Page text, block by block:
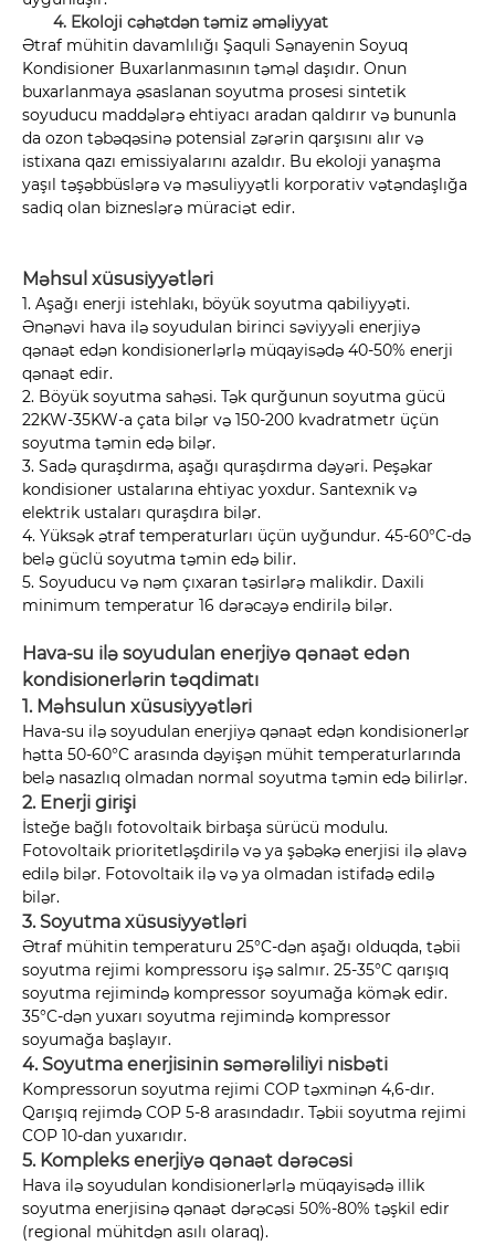
4. Ekoloji cəhətdən təmiz əməliyyat
Ətraf mühitin davamlılığı Şaquli Sənayenin Soyuq
Kondisioner Buxarlanmasının təməl daşıdır. Onun
buxarlanmaya əsaslanan soyutma prosesi sintetik
soyuducu maddələrə ehtiyacı aradan qaldırır və bununla
da ozon təbəqəsinə potensial zərərin qarşısını alır və
istixana qazı emissiyalarını azaldır. Bu ekoloji yanaşma
yaşıl təşəbbüslərə və məsuliyyətli korporativ vətəndaşlığa
sadiq olan bizneslərə müraciət edir.
Məhsul xüsusiyyətləri
1. Aşağı enerji istehlakı, böyük soyutma qabiliyyəti.
Ənənəvi hava ilə soyudulan birinci səviyyəli enerjiyə
qənaət edən kondisionerlərlə müqayisədə 40-50% enerji
qənaət edir.
2. Böyük soyutma sahəsi. Tək qurğunun soyutma gücü
22KW-35KW-a çata bilər və 150-200 kvadratmetr üçün
soyutma təmin edə bilər.
3. Sadə quraşdırma, aşağı quraşdırma dəyəri. Peşəkar
kondisioner ustalarına ehtiyac yoxdur. Santexnik və
elektrik ustaları quraşdıra bilər.
4. Yüksək ətraf temperaturları üçün uyğundur. 45-60°C-də
belə güclü soyutma təmin edə bilir.
5. Soyuducu və nəm çıxaran təsirlərə malikdir. Daxili
minimum temperatur 16 dərəcəyə endirilə bilər.
Hava-su ilə soyudulan enerjiyə qənaət edən
kondisionerlərin təqdimatı
1. Məhsulun xüsusiyyətləri
Hava-su ilə soyudulan enerjiyə qənaət edən kondisionerlər
hətta 50-60°C arasında dəyişən mühit temperaturlarında
belə nasazlıq olmadan normal soyutma təmin edə bilirlər.
2. Enerji girişi
İsteğe bağlı fotovoltaik birbaşa sürücü modulu.
Fotovoltaik prioritetləşdirilə və ya şəbəkə enerjisi ilə əlavə
edilə bilər. Fotovoltaik ilə və ya olmadan istifadə edilə
bilər.
3. Soyutma xüsusiyyətləri
Ətraf mühitin temperaturu 25°C-dən aşağı olduqda, təbii
soyutma rejimi kompressoru işə salmır. 25-35°C qarışıq
soyutma rejimində kompressor soyumağa kömək edir.
35°C-dən yuxarı soyutma rejimində kompressor
soyumağa başlayır.
4. Soyutma enerjisinin səmərəliliyi nisbəti
Kompressorun soyutma rejimi COP təxminən 4,6-dır.
Qarışıq rejimdə COP 5-8 arasındadır. Təbii soyutma rejimi
COP 10-dan yuxarıdır.
5. Kompleks enerjiyə qənaət dərəcəsi
Hava ilə soyudulan kondisionerlərlə müqayisədə illik
soyutma enerjisinə qənaət dərəcəsi 50%-80% təşkil edir
(regional mühitdən asılı olaraq).